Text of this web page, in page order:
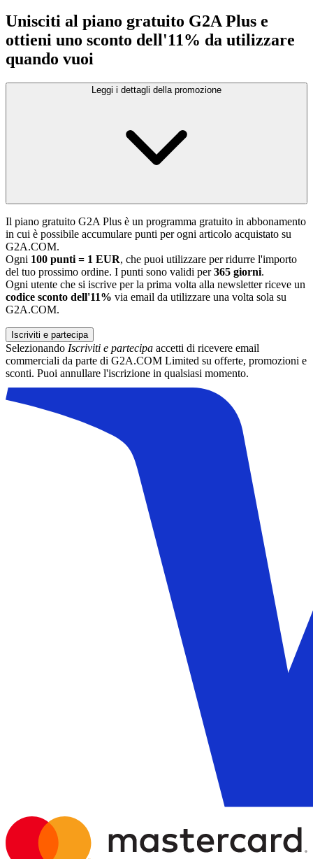
Unisciti al piano gratuito G2A Plus e
ottieni uno sconto dell'11% da utilizzare
quando vuoi
Leggi i dettagli della promozione
Il piano gratuito G2A Plus è un programma gratuito in abbonamento
in cui è possibile accumulare punti per ogni articolo acquistato su
G2A.COM.
Ogni 100 punti = 1 EUR, che puoi utilizzare per ridurre l'importo
del tuo prossimo ordine. I punti sono validi per365 giorni.
Ogni utente che si iscrive per la prima volta alla newsletter riceve un
codice sconto dell'11% via email da utilizzare una volta sola su
G2A.COM.
Iscriviti e partecipa
Selezionando Iscriviti e partecipa accetti di ricevere email
commerciali da parte di G2A.COM Limited su offerte, promozioni e
sconti. Puoi annullare l'iscrizione in qualsiasi momento.